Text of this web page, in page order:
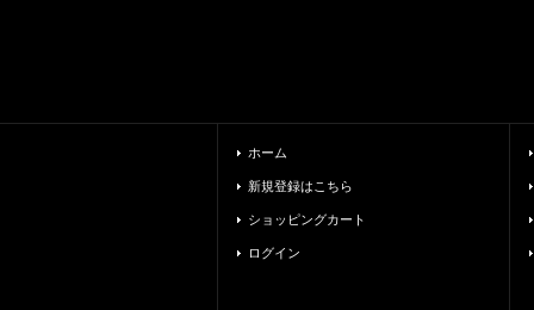
ホーム
新規登録はこちら
ショッピングカート
ログイン